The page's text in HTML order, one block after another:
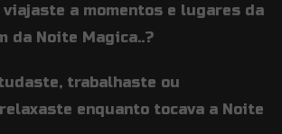
viajaste a momentos e lugares da
da Noite Magica..?
trabalhaste ou
enquanto tocava a Noite